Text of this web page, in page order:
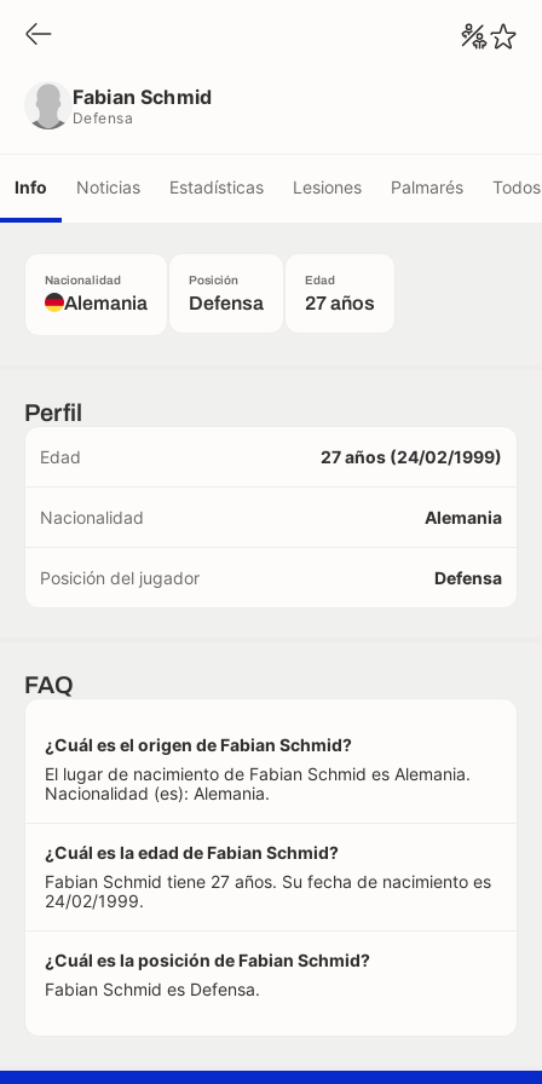
Fabian Schmid
Defensa
Info Noticias Estadísticas Lesiones Palmarés
Nacionalidad
Alemania
Posición
Defensa
Edad
27 años
Perfil
Edad 27 años (24/02/1999)
Nacionalidad Alemania
Posición del jugador Defensa
FAQ
¿Cuál es el origen de Fabian Schmid?
El lugar de nacimiento de Fabian Schmid es Alemania.
Nacionalidad (es): Alemania.
¿Cuál es la edad de Fabian Schmid?
Fabian Schmid tiene 27 años. Su fecha de nacimiento es
24/02/1999.
¿Cuál es la posición de Fabian Schmid?
Fabian Schmid es Defensa.